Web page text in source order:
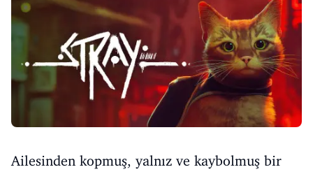
Ailesinden kopmuş, yalnız ve kaybolmuş bir